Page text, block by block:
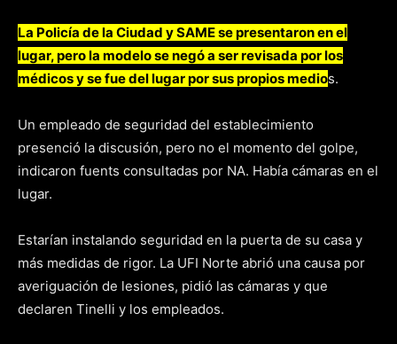
La Policía de la Ciudad y SAME se presentaron en el
lugar, pero la modelo se negó a ser revisada por los
médicos y se fue del lugar por sus propios medios.
Un empleado de seguridad del establecimiento
presenció la discusión, pero no el momento del golpe,
indicaron fuents consultadas por NA. Había cámaras en el
lugar.
Estarían instalando seguridad en la puerta de su casa y
más medidas de rigor. La UFI Norte abrió una causa por
averiguación de lesiones, pidió las cámaras y que
declaren Tinelli y los empleados.